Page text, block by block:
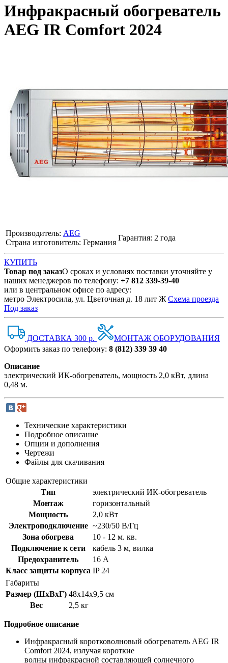
Инфракрасный обогреватель
AEG IR Comfort 2024
Производитель: AEG
Страна изготовитель: Германия
Гарантия: 2 года
КУПИТЬ
Товар под заказО сроках и условиях поставки уточняйте у
наших менеджеров по телефону: +7 812 339-39-40
или в центральном офисе по адресу:
метро Электросила, ул. Цветочная д. 18 лит Ж Схема проезда
Под заказ
ДОСТАВКА 300 р.
МОНТАЖ ОБОРУДОВАНИЯ
Оформить заказ по телефону: 8 (812) 339 39 40
Описание
электрический ИК-обогреватель, мощность 2,0 кВт, длина
0,48 м.
Технические характеристики
Подробное описание
Опции и дополнения
Чертежи
Файлы для скачивания
Общие характеристики
Тип
электрический ИК-обогреватель
Монтаж
горизонтальный
Мощность
2,0 кВт
Электроподключение ~230/50 В/Гц
Зона обогрева
10 - 12 м. кв.
Подключение к сети
кабель 3 м, вилка
Предохранитель
16 А
Класс защиты корпуса IP 24
Габариты
Размер (ШxВxГ) 48x14x9,5 см
Вес
2,5 кг
Подробное описание
Инфракрасный коротковолновый обогреватель AEG IR
Comfort 2024, излучая короткие
волны инфракрасной составляющей солнечного